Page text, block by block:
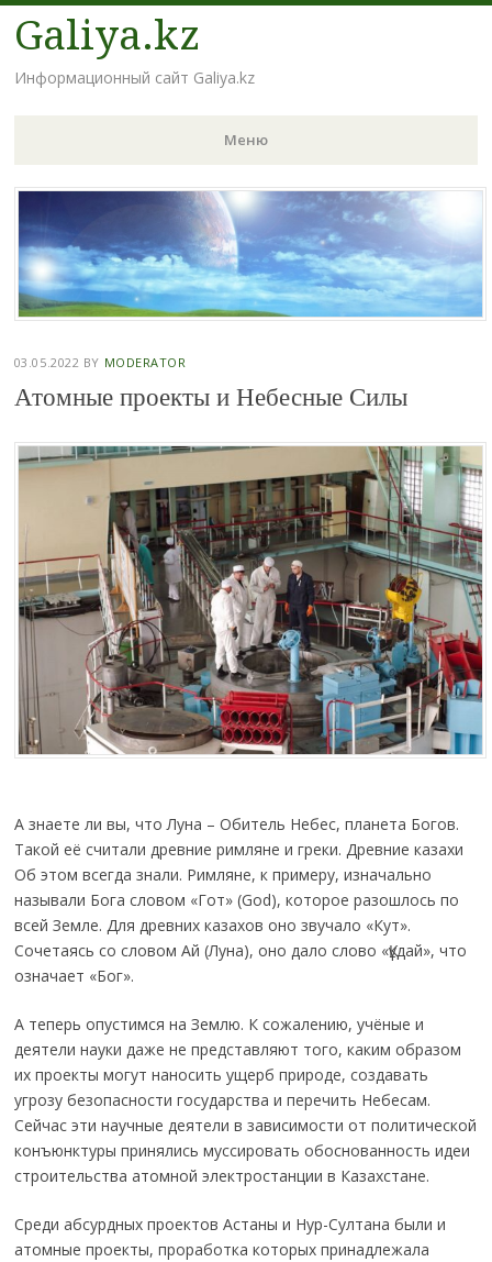
Galiya.kz
Информационный сайт Galiya.kz
Меню
Наверх
03.05.2022 BY MODERATOR
Атомные проекты и Небесные Силы
А знаете ли вы, что Луна – Обитель Небес, планета Богов.
Такой её считали древние римляне и греки. Древние казахи
Об этом всегда знали. Римляне, к примеру, изначально
называли Бога словом «Гот» (God), которое разошлось по
всей Земле. Для древних казахов оно звучало «Кут».
Сочетаясь со словом Ай (Луна), оно дало слово «Құдай», что
означает «Бог».
А теперь опустимся на Землю. К сожалению, учёные и
деятели науки даже не представляют того, каким образом
их проекты могут наносить ущерб природе, создавать
угрозу безопасности государства и перечить Небесам.
Сейчас эти научные деятели в зависимости от политической
конъюнктуры принялись муссировать обоснованность идеи
строительства атомной электростанции в Казахстане.
Среди абсурдных проектов Астаны и Нур-Султана были и
атомные проекты, проработка которых принадлежала